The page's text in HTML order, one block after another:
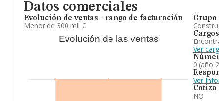
Datos comerciales
Evolución de ventas - rango de facturación
Menor de 300 mil €
Evolución de las ventas
Grupo
Cargos
Ver
0 (año
Ver
Cotiza
NO